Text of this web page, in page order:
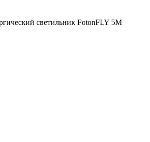
светильник FotonFLY 5М